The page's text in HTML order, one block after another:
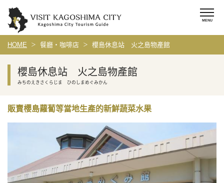
HOME 餐廳・咖啡店 櫻島休息站 火之島物產館
櫻島休息站 火之島物產館
みちのえきさくらじま ひのしまめぐみかん
販賣櫻島蘿蔔等當地生產的新鮮蔬菜水果